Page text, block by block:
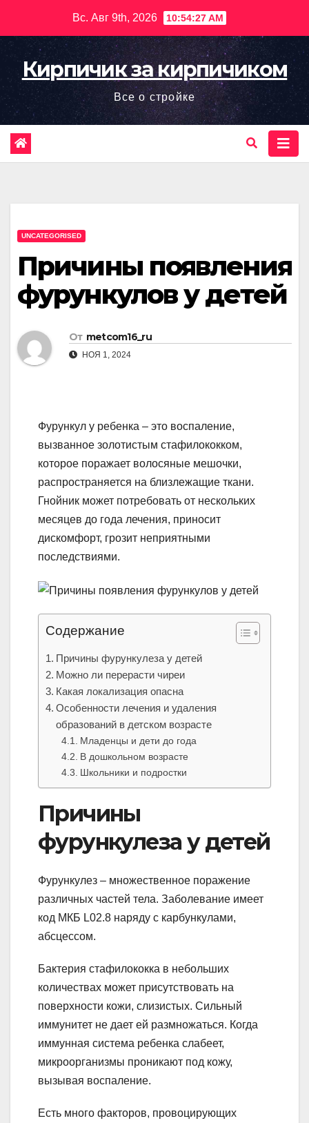
содержимому
Вс. Авг 9th, 2026 10:54:28 AM
Кирпичик за кирпичиком
Все о стройке
UNCATEGORISED
Причины появления
фурункулов у детей
От metcom16_ru
НОЯ 1, 2024
Фурункул у ребенка – это воспаление,
вызванное золотистым стафилококком,
которое поражает волосяные мешочки,
распространяется на близлежащие ткани.
Гнойник может потребовать от нескольких
месяцев до года лечения, приносит
дискомфорт, грозит неприятными
последствиями.
Содержание
Причины фурункулеза у детей
Можно ли перерасти чиреи
Какая локализация опасна
Особенности лечения и удаления
образований в детском возрасте
Младенцы и дети до года
В дошкольном возрасте
Школьники и подростки
Причины
фурункулеза у детей
Фурункулез – множественное поражение
различных частей тела. Заболевание имеет
код МКБ L02.8 наряду с карбункулами,
абсцессом.
Бактерия стафилококка в небольших
количествах может присутствовать на
поверхности кожи, слизистых. Сильный
иммунитет не дает ей размножаться. Когда
иммунная система ребенка слабеет,
микроорганизмы проникают под кожу,
вызывая воспаление.
Есть много факторов, провоцирующих